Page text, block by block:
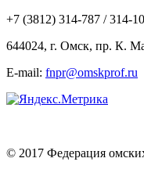
+7 (3812) 314-787 / 314-
644024, г. Омск, пр. К.
E-mail: fnpr@omskprof.ru
© 2017 Федерация